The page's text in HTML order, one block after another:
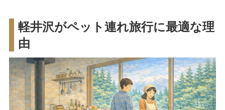
軽井沢がペット連れ旅行に最適な理
由